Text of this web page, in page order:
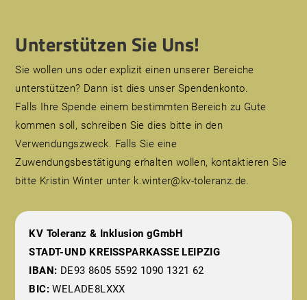
Unterstützen Sie Uns!
Sie wollen uns oder explizit einen unserer Bereiche
unterstützen? Dann ist dies unser Spendenkonto.
Falls Ihre Spende einem bestimmten Bereich zu Gute
kommen soll, schreiben Sie dies bitte in den
Verwendungszweck. Falls Sie eine
Zuwendungsbestätigung erhalten wollen, kontaktieren Sie
bitte Kristin Winter unter k.winter@kv-toleranz.de.
KV Toleranz & Inklusion gGmbH
STADT-UND KREISSPARKASSE LEIPZIG
IBAN: DE93 8605 5592 1090 1321 62
BIC: WELADE8LXXX